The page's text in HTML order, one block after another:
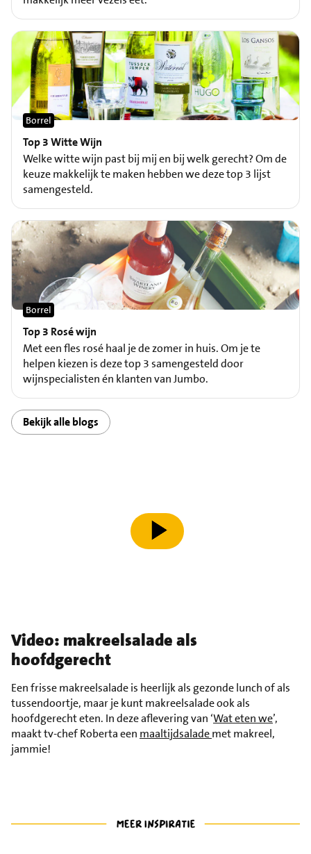
Top 3 Witte Wijn
Borrel
Welke witte wijn past bij mij en bij welk gerecht? Om de
keuze makkelijk te maken hebben we deze top 3 lijst
samengesteld.
Top 3 Rosé wijn
Borrel
Met een fles rosé haal je de zomer in huis. Om je te
helpen kiezen is deze top 3 samengesteld door
wijnspecialisten én klanten van Jumbo.
Bekijk alle blogs
speel video af
Video: makreelsalade als
hoofdgerecht
Een frisse makreelsalade is heerlijk als gezonde lunch of als
tussendoortje, maar je kunt makreelsalade ook als
hoofdgerecht eten. In deze aflevering van ‘Wat eten we’,
maakt tv-chef Roberta een maaltijdsalademet makreel,
jammie!